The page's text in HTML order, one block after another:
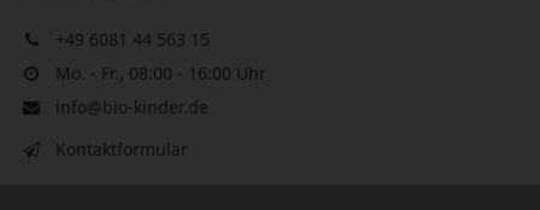
+49 6081 44 563 15
Mo. - Fr., 08:00 - 16:00 Uhr
info@bio-kinder.de
Kontaktformular